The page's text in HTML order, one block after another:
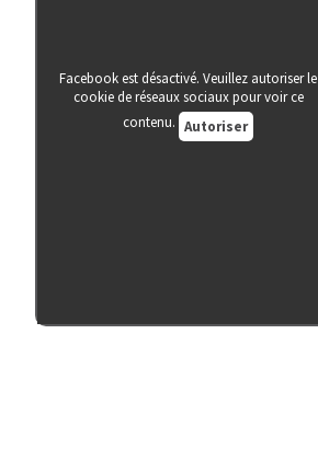
Facebook est désactivé. Veuillez autoriser le
cookie de réseaux sociaux pour voir ce
contenu. Autoriser